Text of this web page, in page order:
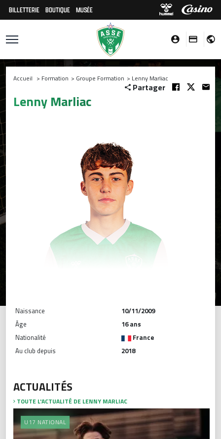
BILLETTERIE BOUTIQUE MUSÉE
Accueil > Formation > Groupe Formation > Lenny Marliac
Partager
Lenny Marliac
Naissance
10/11/2009
Âge
16 ans
Nationalité
France
Au club depuis
2018
ACTUALITÉS
TOUTE L'ACTUALITÉ DE LENNY MARLIAC
U17 NATIONAL